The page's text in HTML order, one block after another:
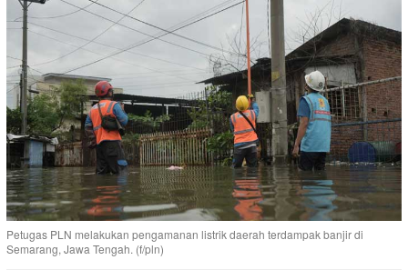
Petugas PLN melakukan pengamanan listrik daerah terdampak banjir di
Semarang, Jawa Tengah. (f/pln)